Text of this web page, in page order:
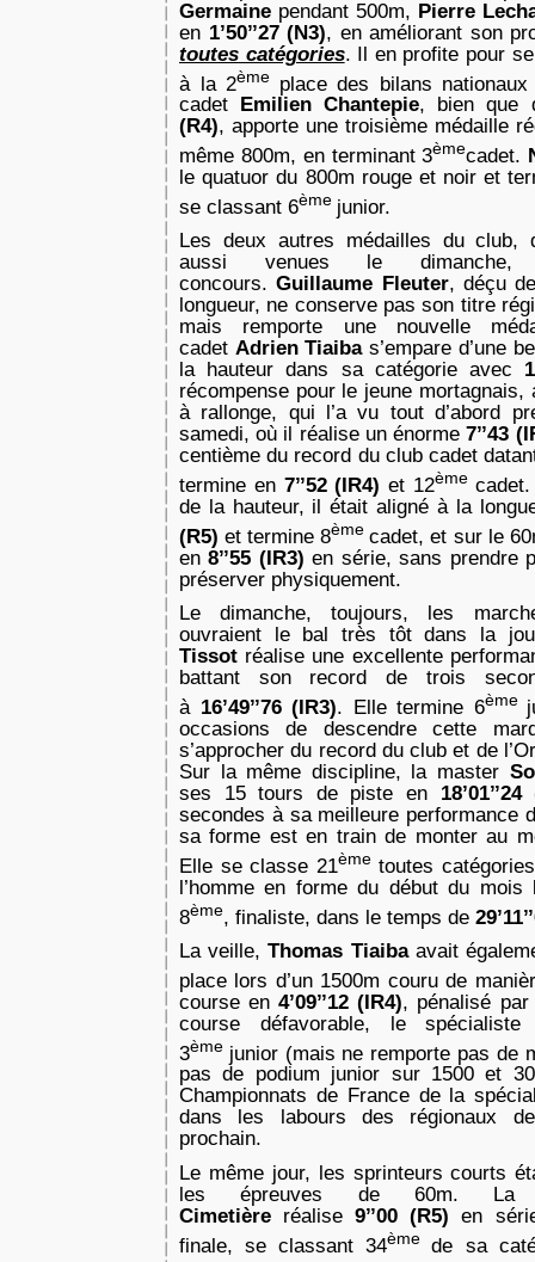
Germaine pendant 500m, Pierre
en 1’50’’27 (N3), en améliorant son
toutes catégories. Il en profite pour
à la 2ème place des bilans
cadet
Emilien Chantepie, bien que
(R4), apporte une troisième médaille
même 800m, en terminant 3èmecadet.
le quatuor du 800m rouge et noir et
se classant 6ème junior.
Les deux autres médailles du club,
aussi venues le
concours.Guillaume Fleuter, déçu
longueur, ne conserve pas son titre
mais remporte une nouvelle
cadet Adrien Tiaibas’empare d’une
la hauteur dans sa catégorie avec
récompense pour le jeune mortagnais,
à rallonge, qui l’a vu tout d’abord
samedi, où il réalise un énorme7’’43
centième du record du club cadet
termine en 7’’52 (IR4)et 12ème
de la hauteur, il était aligné à la
(R5)et termine 8ème cadet, et sur le
en8’’55 (IR3)en série, sans prendre
préserver physiquement.
Le dimanche, toujours, les
ouvraient le bal très tôt dans la
Tissot réalise une excellente
battant son record de trois
à 16’49’’76 (IR3). Elle termine 6ème
occasions de descendre cette
s’approcher du record du club et de
Sur la même discipline, la master
ses 15 tours de piste en
secondes à sa meilleure performance
sa forme est en train de monter au
Elle se classe 21ème toutes
l’homme en forme du début du mois
8ème, finaliste, dans le temps de
La veille,Thomas Tiaiba avait
place lors d’un 1500m couru de
course en4’09’’12 (IR4), pénalisé
course défavorable, le
3ème junior (mais ne remporte pas de
pas de podium junior sur 1500 et
Championnats de France de la
dans les labours des régionaux
prochain.
Le même jour, les sprinteurs courts
les épreuves de 60m.
Cimetière réalise9’’00 (R5)en
finale, se classant 34ème de sa